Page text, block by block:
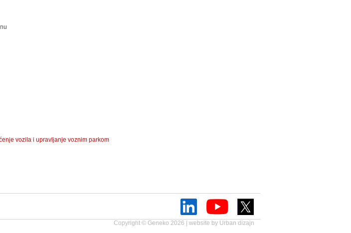
vozila i upravljanje voznim parkom
Copyright © Geneko 2026 | website by Urban dizajn